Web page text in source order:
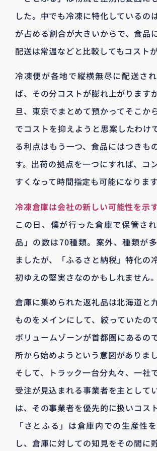
した。中でも冷凍に特化しているの
が占める割合が大きいからで、食品
配送は常温などと比較してもコストが
冷凍便が各地で縦横無尽に配送さ
ば、その分コストが膨れ上がります
旦、東京でまとめて預かってそこか
でコストを抑えようと思案したわけ
る利点はもう一つ、食品にはつきも
す。出荷の拠点を一つにすれば、コ
すくなって時間指定も可能になります
冷凍倉庫は会社の新しい可能性を示
この日、僕が行った倉庫で保管さ
品」の数は70種類。案外、種類が
ましたが、「ふるさと納税」特化の
初ゆえの堅実さなのかもしれません。
倉庫に集められた返礼品は北海道と
ものをメインにして、絞っていたの
ボリュームゾーンが首都圏にあるの
所から始めようという意図がありまし
そして、トラック一台分丸々、一社
受注が見込まれる事業者を主として
は、その事業者を優先的に扱いコス
「さとふる」は倉庫内での生産性
し、倉庫に対しての知見をその間に